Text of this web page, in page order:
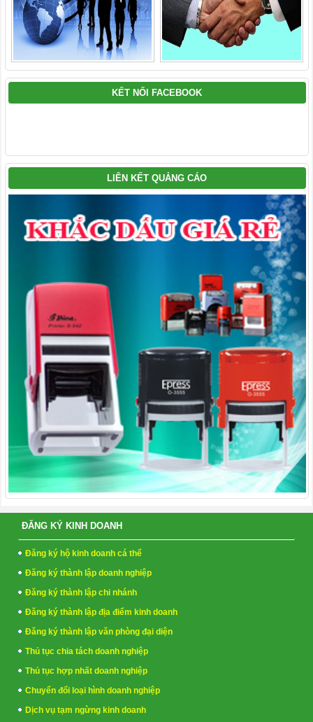
KẾT NỐI FACEBOOK
LIÊN KẾT QUẢNG CÁO
ĐĂNG KÝ KINH DOANH
Đăng ký hộ kinh doanh cá thể
Đăng ký thành lập doanh nghiệp
Đăng ký thành lập chi nhánh
Đăng ký thành lập địa điểm kinh doanh
Đăng ký thành lập văn phòng đại diện
Thủ tục chia tách doanh nghiệp
Thủ tục hợp nhất doanh nghiệp
Chuyển đổi loại hình doanh nghiệp
Dịch vụ tạm ngừng kinh doanh